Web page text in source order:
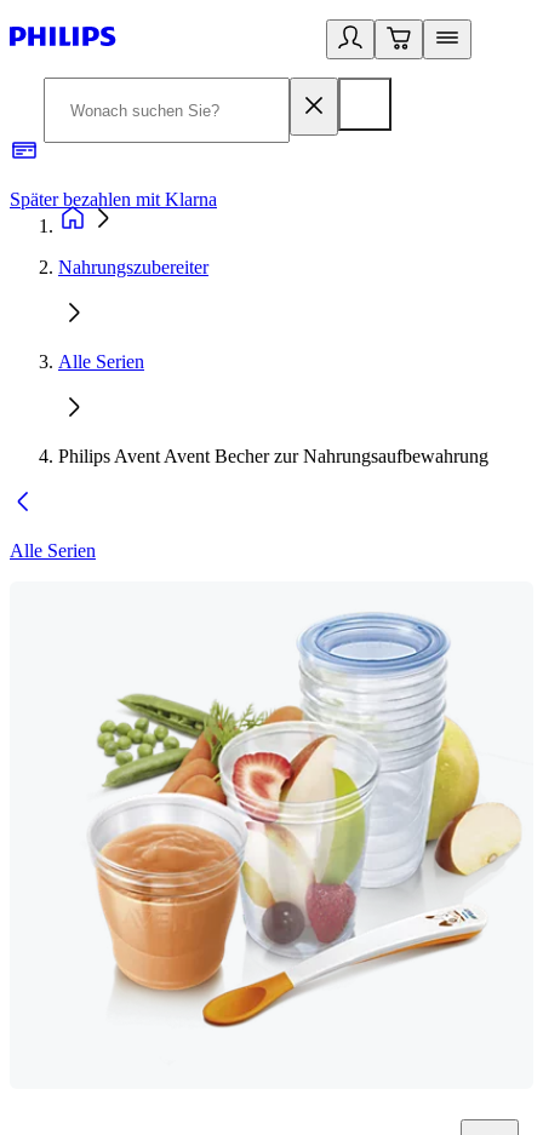
Später bezahlen mit Klarna
Nahrungszubereiter
Alle Serien
Philips Avent Avent Becher zur Nahrungsaufbewahrung
Alle Serien